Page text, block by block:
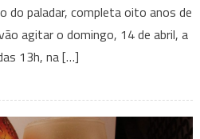
Mochileira
celebra
do paladar, completa oito anos de
agitar o domingo, 14 de abril, a
13h, na […]